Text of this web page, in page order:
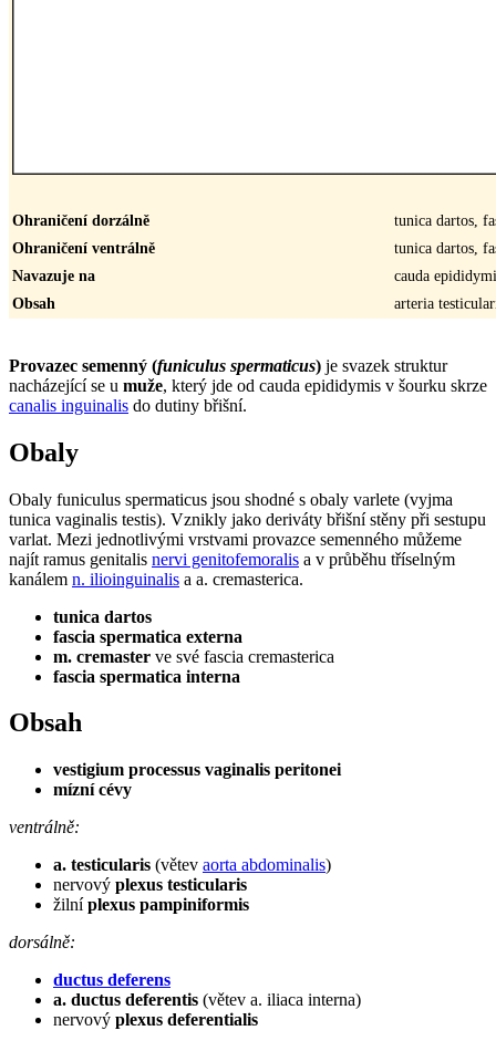
Ohraničení dorzálně
tunica dartos,
Ohraničení ventrálně
tunica dartos,
Navazuje na
cauda
Obsah
arteria
Provazec semenný (funiculus spermaticus) je svazek struktur
nacházející se u muže, který jde od cauda epididymis v šourku skrze
canalis inguinalis do dutiny břišní.
Obaly
Obaly funiculus spermaticus jsou shodné s obaly varlete (vyjma
tunica vaginalis testis). Vznikly jako deriváty břišní stěny při sestupu
varlat. Mezi jednotlivými vrstvami provazce semenného můžeme
najít ramus genitalis nervi genitofemoralis a v průběhu tříselným
kanálem n. ilioinguinalis a a. cremasterica.
tunica dartos
fascia spermatica externa
m. cremaster ve své fascia cremasterica
fascia spermatica interna
Obsah
vestigium processus vaginalis peritonei
mízní cévy
ventrálně:
a. testicularis (větev aorta abdominalis)
nervový plexus testicularis
žilníplexus pampiniformis
dorsálně:
ductus deferens
a. ductus deferentis (větev a. iliaca interna)
nervový plexus deferentialis